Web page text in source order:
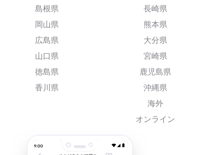
島根県
岡山県
広島県
山口県
徳島県
香川県
長崎県
熊本県
大分県
宮崎県
鹿児島県
沖縄県
海外
オンライン